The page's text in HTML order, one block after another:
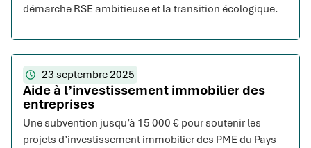
démarche RSE ambitieuse et la transition écologique.
23 septembre 2025
Aide à l’investissement immobilier des
entreprises
Une subvention jusqu’à 15 000 € pour soutenir les
projets d’investissement immobilier des PME du Pays